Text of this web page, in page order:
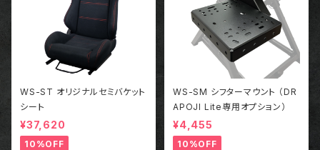
WS-ST オリジナルセミバケット
シート
¥37,620
10%OFF
WS-SM シフターマウント （DR
APOJI Lite専用オプション）
¥4,455
10%OFF